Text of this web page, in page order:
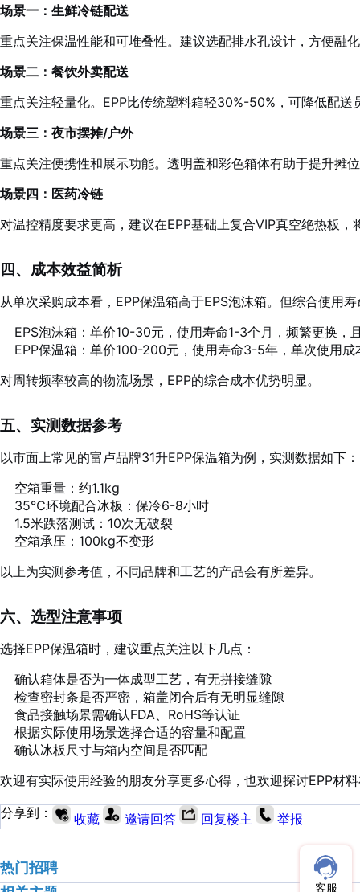
场景一：生鲜冷链配送
重点关注保温性能和可堆叠性。建议选配排水孔设计，方便融
场景二：餐饮外卖配送
重点关注轻量化。EPP比传统塑料箱轻30%-50%，可降低配
场景三：夜市摆摊/户外
重点关注便携性和展示功能。透明盖和彩色箱体有助于提升摊
场景四：医药冷链
对温控精度要求更高，建议在EPP基础上复合VIP真空绝热板
四、成本效益简析
从单次采购成本看，EPP保温箱高于EPS泡沫箱。但综合使用
EPS泡沫箱：单价10-30元，使用寿命1-3个月，频繁更换，
EPP保温箱：单价100-200元，使用寿命3-5年，单次使用成
对周转频率较高的物流场景，EPP的综合成本优势明显。
五、实测数据参考
以市面上常见的富卢品牌31升EPP保温箱为例，实测数据如下：
空箱重量：约1.1kg
35℃环境配合冰板：保冷6-8小时
1.5米跌落测试：10次无破裂
空箱承压：100kg不变形
以上为实测参考值，不同品牌和工艺的产品会有所差异。
六、选型注意事项
选择EPP保温箱时，建议重点关注以下几点：
确认箱体是否为一体成型工艺，有无拼接缝隙
检查密封条是否严密，箱盖闭合后有无明显缝隙
食品接触场景需确认FDA、RoHS等认证
根据实际使用场景选择合适的容量和配置
确认冰板尺寸与箱内空间是否匹配
欢迎有实际使用经验的朋友分享更多心得，也欢迎探讨EPP材
分享到： 收藏 邀请回答 回复楼主 举报
热门招聘
客服